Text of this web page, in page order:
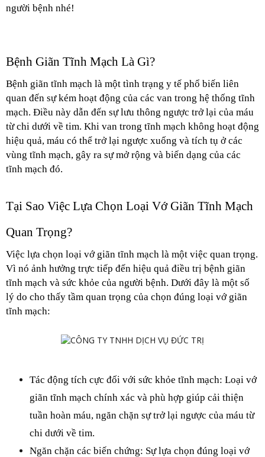
người bệnh nhé!
Bệnh Giãn Tĩnh Mạch Là Gì?
Bệnh giãn tĩnh mạch là một tình trạng y tế phổ biến liên
quan đến sự kém hoạt động của các van trong hệ thống tĩnh
mạch. Điều này dẫn đến sự lưu thông ngược trở lại của máu
từ chi dưới về tim. Khi van trong tĩnh mạch không hoạt động
hiệu quả, máu có thể trở lại ngược xuống và tích tụ ở các
vùng tĩnh mạch, gây ra sự mở rộng và biến dạng của các
tĩnh mạch đó.
Tại Sao Việc Lựa Chọn Loại Vớ Giãn Tĩnh Mạch
Quan Trọng?
Việc lựa chọn loại vớ giãn tĩnh mạch là một việc quan trọng.
Vì nó ảnh hưởng trực tiếp đến hiệu quả điều trị bệnh giãn
tĩnh mạch và sức khỏe của người bệnh. Dưới đây là một số
lý do cho thấy tầm quan trọng của chọn đúng loại vớ giãn
tĩnh mạch:
Tác động tích cực đối với sức khỏe tĩnh mạch: Loại vớ
giãn tĩnh mạch chính xác và phù hợp giúp cải thiện
tuần hoàn máu, ngăn chặn sự trở lại ngược của máu từ
chi dưới về tim.
Ngăn chặn các biến chứng: Sự lựa chọn đúng loại vớ